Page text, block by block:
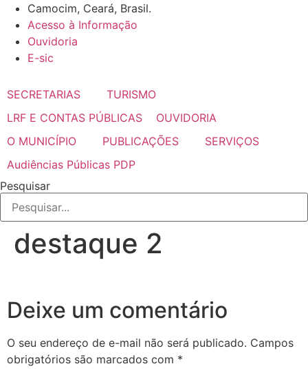
para
conteúdo
Camocim, Ceará, Brasil.
Acesso à Informação
Ouvidoria
E-sic
SECRETARIAS
TURISMO
LRF E CONTAS PÚBLICAS
OUVIDORIA
O MUNICÍPIO
PUBLICAÇÕES
SERVIÇOS
Audiências Públicas PDP
Pesquisar
destaque 2
Deixe um comentário
O seu endereço de e-mail não será publicado. Campos
obrigatórios são marcados com *